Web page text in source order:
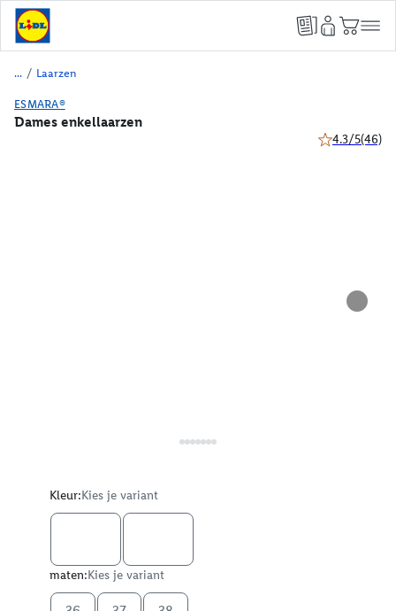
/ Laarzen
ESMARA®
Dames enkellaarzen
4.3/5(46)
Kleur:Kies je variant
maten:Kies je variant